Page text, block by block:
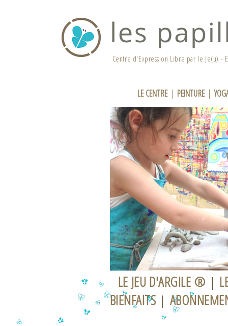
Centre d'Expression Libre par le Je(u) -
LE CENTRE| PEINTURE|
LE JEU D'ARGILE ® |
BIENFAITS |